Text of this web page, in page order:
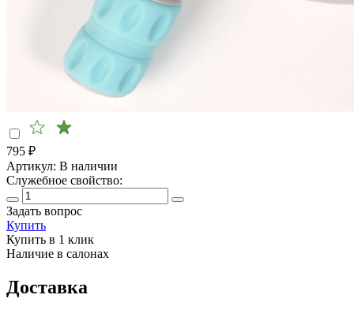
795 ₽
Артикул: В наличии
Служебное свойство:
Задать вопрос
Купить
Купить в 1 клик
Наличие в салонах
Доставка